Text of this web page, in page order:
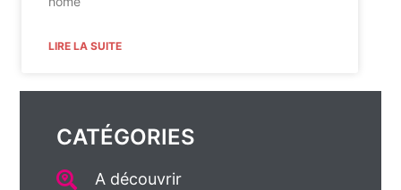
LIRE LA SUITE
CATÉGORIES
A découvrir